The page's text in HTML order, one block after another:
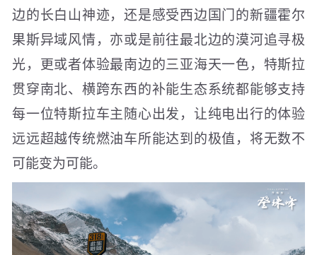
边的长白山神迹，还是感受西边国门的新疆霍尔
果斯异域风情，亦或是前往最北边的漠河追寻极
光，更或者体验最南边的三亚海天一色，特斯拉
贯穿南北、横跨东西的补能生态系统都能够支持
每一位特斯拉车主随心出发，让纯电出行的体验
远远超越传统燃油车所能达到的极值，将无数不
可能变为可能。